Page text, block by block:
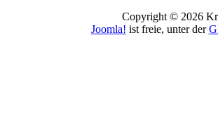
Copyright © 2026
Joomla! ist freie, unter der